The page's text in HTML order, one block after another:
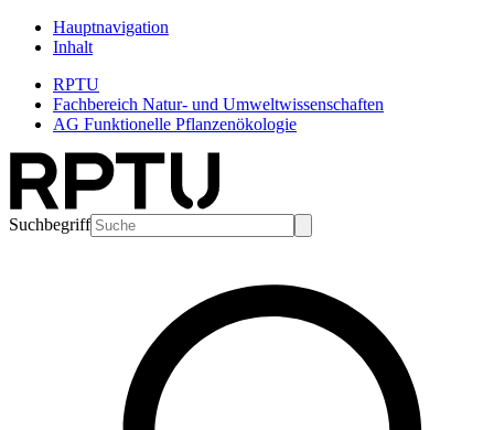
Hauptnavigation
Inhalt
RPTU
Fachbereich Natur- und Umweltwissenschaften
AG Funktionelle Pflanzenökologie
Suchbegriff